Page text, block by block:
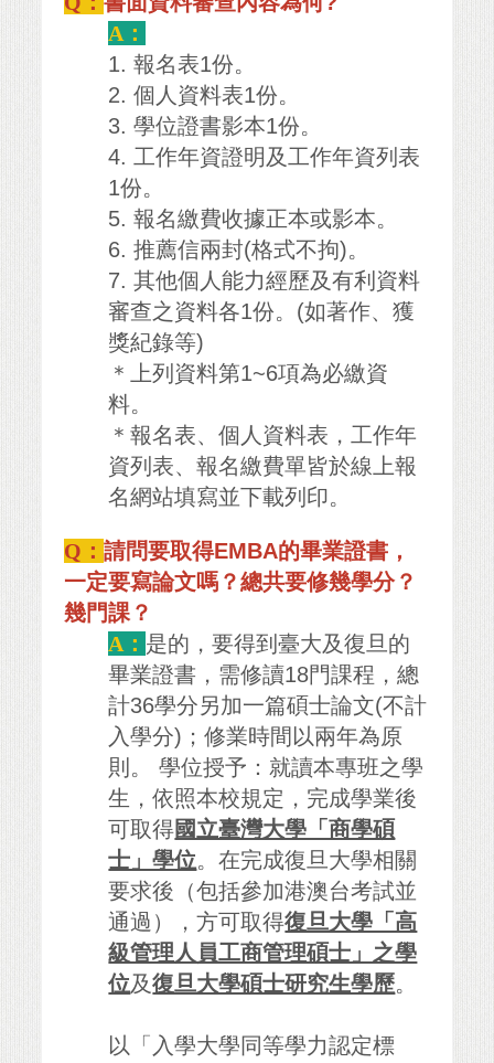
A：
1. 報名表1份。
2. 個人資料表1份。
3. 學位證書影本1份。
4. 工作年資證明及工作年資列表
1份。
5. 報名繳費收據正本或影本。
6. 推薦信兩封(格式不拘)。
7. 其他個人能力經歷及有利資料
審查之資料各1份。(如著作、獲
獎紀錄等)
＊上列資料第1~6項為必繳資
料。
＊報名表、個人資料表，工作年
資列表、報名繳費單皆於線上報
名網站填寫並下載列印。
Q：請問要取得EMBA的畢業證書，
一定要寫論文嗎？總共要修幾學分？
幾門課？
A： 是的，要得到臺大及復旦的
畢業證書，需修讀18門課程，總
計36學分另加一篇碩士論文(不計
入學分)；修業時間以兩年為原
則。 學位授予：就讀本專班之學
生，依照本校規定，完成學業後
可取得國立臺灣大學「商學碩
士」學位。在完成復旦大學相關
要求後（包括參加港澳台考試並
通過），方可取得復旦大學「高
級管理人員工商管理碩士」之學
位及復旦大學碩士研究生學歷。
以「入學大學同等學力認定標